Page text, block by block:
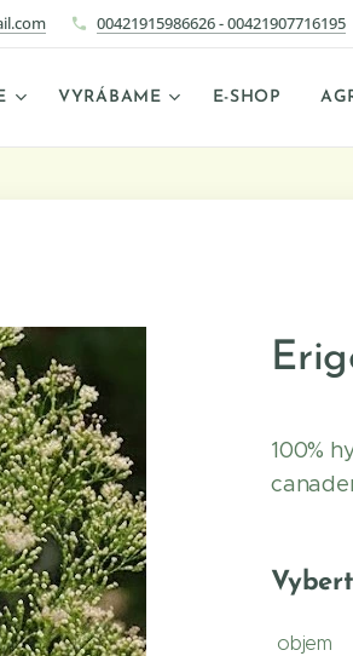
00421915986626 - 00421907716195
VYRÁBAME E-SHOP
100%
objem